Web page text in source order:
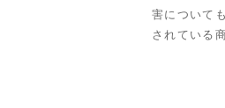
害について
されている